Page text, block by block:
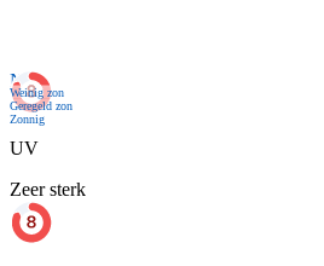
Nu
Weinig zon
Geregeld zon
Zonnig
UV
Zeer sterk